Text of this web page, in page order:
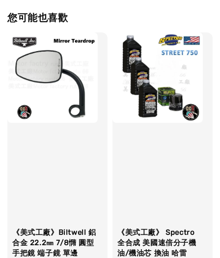
您可能也喜歡
《美式工廠》Biltwell 鋁
合金 22.2㎜ 7/8憜 圓型
手把鏡 端子鏡 單邊
《美式工廠》 Spectro
全合成 美國速倍分子機
油/機油芯 換油 哈雷